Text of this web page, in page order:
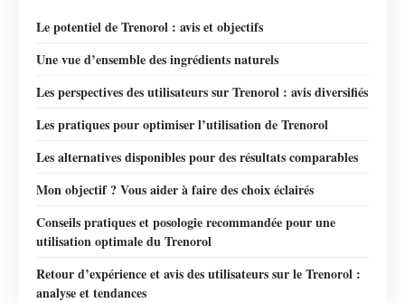
Le potentiel de Trenorol : avis et objectifs
Une vue d’ensemble des ingrédients naturels
Les perspectives des utilisateurs sur Trenorol : avis diversifiés
Les pratiques pour optimiser l’utilisation de Trenorol
Les alternatives disponibles pour des résultats comparables
Mon objectif ? Vous aider à faire des choix éclairés
Conseils pratiques et posologie recommandée pour une
utilisation optimale du Trenorol
Retour d’expérience et avis des utilisateurs sur le Trenorol :
analyse et tendances